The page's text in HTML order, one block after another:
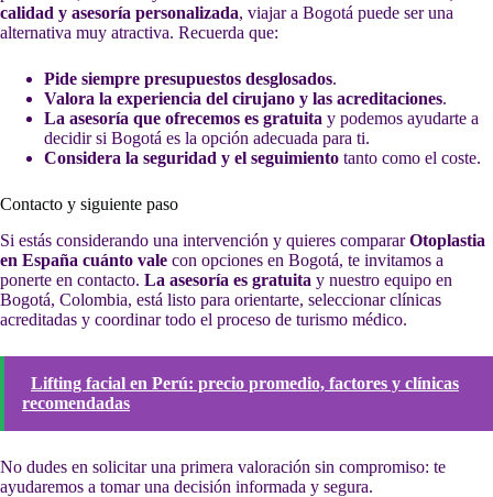
calidad y asesoría personalizada, viajar a Bogotá puede ser una
alternativa muy atractiva. Recuerda que:
Pide siempre presupuestos desglosados.
Valora la experiencia del cirujano y las acreditaciones.
La asesoría que ofrecemos es gratuita y podemos ayudarte a
decidir si Bogotá es la opción adecuada para ti.
Considera la seguridad y el seguimiento tanto como el coste.
Contacto y siguiente paso
Si estás considerando una intervención y quieres compararOtoplastia
en España cuánto vale con opciones en Bogotá, te invitamos a
ponerte en contacto. La asesoría es gratuita y nuestro equipo en
Bogotá, Colombia, está listo para orientarte, seleccionar clínicas
acreditadas y coordinar todo el proceso de turismo médico.
Lifting facial en Perú: precio promedio, factores y clínicas
recomendadas
No dudes en solicitar una primera valoración sin compromiso: te
ayudaremos a tomar una decisión informada y segura.